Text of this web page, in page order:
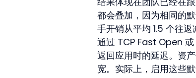
都会叠加，因为相同的
手开销从平均 1.5 个往
通过 TCP Fast Open 或
返回应用时的延迟。资
宽。实际上，启用这些